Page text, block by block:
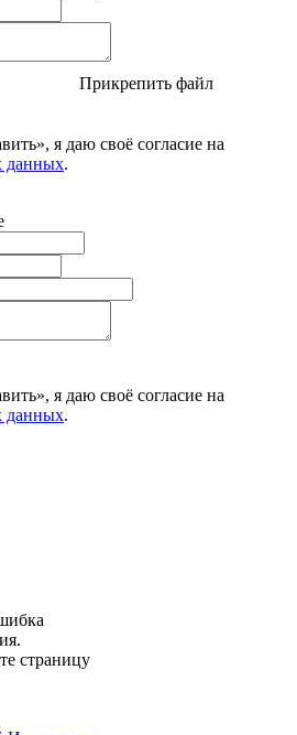
Прикрепить файл
я даю своё согласие на
данных.
я даю своё согласие на
данных.
страницу